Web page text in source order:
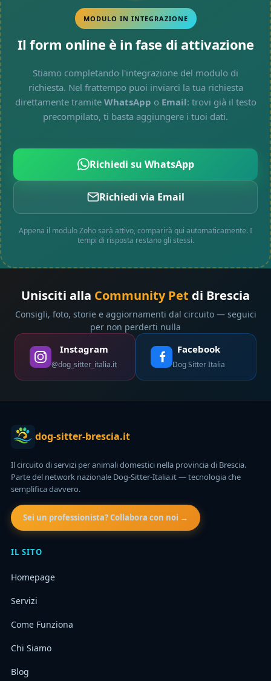
MODULO IN INTEGRAZIONE
Il form online è in fase di attivazione
Stiamo completando l'integrazione del modulo di
richiesta. Nel frattempo puoi inviarci la tua richiesta
direttamente tramite WhatsApp o Email: trovi già il testo
precompilato, ti basta aggiungere i tuoi dati.
Richiedi su WhatsApp
Richiedi via Email
Appena il modulo Zoho sarà attivo, comparirà qui automaticamente. I
tempi di risposta restano gli stessi.
Unisciti alla Community Pet di Brescia
Consigli, foto, storie e aggiornamenti dal circuito — seguici
per non perderti nulla
Instagram
@dog_sitter_italia.it
Facebook
Dog Sitter Italia
dog-sitter-brescia.it
Il circuito di servizi per animali domestici nella provincia di Brescia.
Parte del network nazionale Dog-Sitter-Italia.it — tecnologia che
semplifica davvero.
Sei un professionista? Collabora con noi →
IL SITO
Homepage
Servizi
Come Funziona
Chi Siamo
Blog